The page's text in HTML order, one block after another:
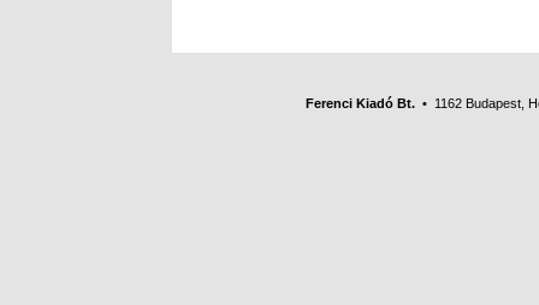
Ferenci Kiadó Bt. • 1162 Budapest,